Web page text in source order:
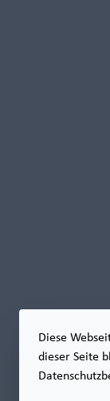
Diese
dieser Seite